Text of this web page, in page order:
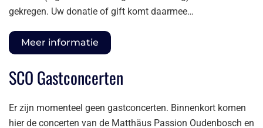
gekregen. Uw donatie of gift komt daarmee…
Meer informatie
SCO Gastconcerten
Er zijn momenteel geen gastconcerten. Binnenkort komen
hier de concerten van de Matthäus Passion Oudenbosch en